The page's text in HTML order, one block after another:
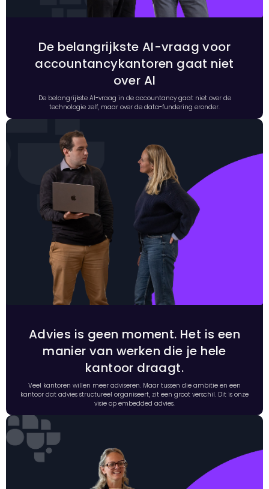
De belangrijkste AI-vraag voor
accountancykantoren gaat niet
over AI
De belangrijkste AI-vraag in de accountancy gaat niet over de
technologie zelf, maar over de data-fundering eronder.
Advies is geen moment. Het is een
manier van werken die je hele
kantoor draagt.
Veel kantoren willen meer adviseren. Maar tussen die ambitie en een
kantoor dat advies structureel organiseert, zit een groot verschil. Dit is onze
visie op embedded advies.